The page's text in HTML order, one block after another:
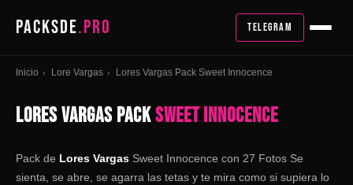
PACKSDE.PRO TELEGRAM
Inicio › Lore Vargas › Lores Vargas Pack Sweet Innocence
LORES VARGAS PACKSWEET INNOCENCE
Pack de Lores Vargas Sweet Innocence con 27 Fotos Se
sienta, se abre, se agarra las tetas y te mira como si supiera lo